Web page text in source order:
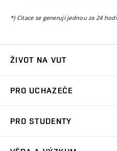
*) Citace se generují jednou za 24
ŽIVOT NA VUT
Koleje
PRO UCHAZEČE
Dny otevřených dveří
PRO STUDENTY